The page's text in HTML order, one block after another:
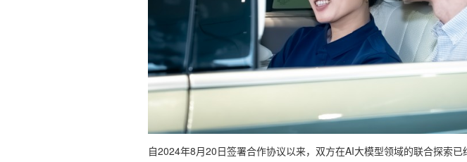
自2024年8月20日签署合作协议以来，双方在AI大模型领域的联合探索